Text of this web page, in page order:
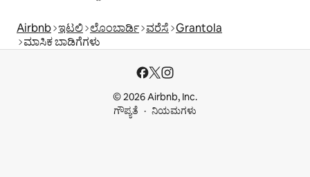
Airbnb ಇಟಲಿ ಲೊಂಬಾರ್ಡಿ ವರೆಸೆ Grantola
ಮಾಸಿಕ ಬಾಡಿಗೆಗಳು
© 2026 Airbnb, Inc.
ಗೌಪ್ಯತೆ
ನಿಯಮಗಳು